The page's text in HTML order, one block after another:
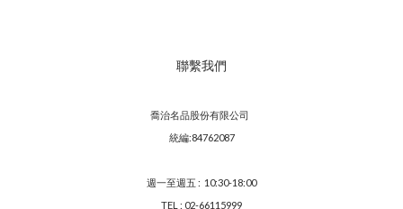
聯繫我們
喬治名品股份有限公司
統編:84762087
週一至週五 : 10:30-18:00
TEL : 02-66115999